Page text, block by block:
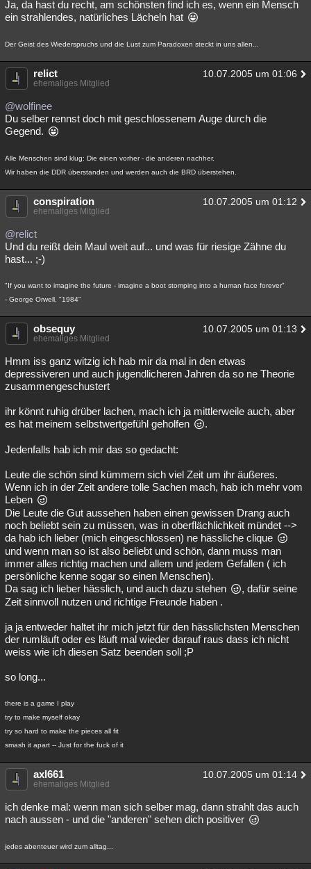
Ja, da hast du recht, am schönsten find ich es, wenn ein Mensch
ein strahlendes, natürliches Lächeln hat
Der Geist des Wiederspruchs und die Lust zum Paradoxen steckt in uns allen...
relict 10.07.2005 um 01:06
ehemaliges Mitglied
@wolfinee
Du selber rennst doch mit geschlossenem Auge durch die
Gegend.
Alle Menschen sind klug: Die einen vorher - die anderen nachher.
Wir haben die DDR überstanden und werden auch die BRD überstehen.
conspiration 10.07.2005 um 01:12
ehemaliges Mitglied
@relict
Und du reißt dein Maul weit auf... und was für riesige Zähne du
hast... ;-)
"If you want to imagine the future - imagine a boot stomping into a human face forever"
- George Orwell, "1984"
obsequy 10.07.2005 um 01:13
ehemaliges Mitglied
Hmm iss ganz witzig ich hab mir da mal in den etwas
depressiveren und auch jugendlicheren Jahren da so ne Theorie
zusammengeschustert
ihr könnt ruhig drüber lachen, mach ich ja mittlerweile auch, aber
es hat meinem selbstwertgefühl geholfen
.
Jedenfalls hab ich mir das so gedacht:
Leute die schön sind kümmern sich viel Zeit um ihr äußeres.
Wenn ich in der Zeit andere tolle Sachen mach, hab ich mehr vom
Leben
Die Leute die Gut aussehen haben einen gewissen Drang auch
noch beliebt sein zu müssen, was in oberflächlichkeit mündet -->
da hab ich lieber (mich eingeschlossen) ne hässliche clique
und wenn man so ist also beliebt und schön, dann muss man
immer alles richtig machen und allem und jedem Gefallen ( ich
persönliche kenne sogar so einen Menschen).
Da sag ich lieber hässlich, und auch dazu stehen
, dafür seine
Zeit sinnvoll nutzen und richtige Freunde haben .
ja ja entweder haltet ihr mich jetzt für den hässlichsten Menschen
der rumläuft oder es läuft mal wieder darauf raus dass ich nicht
weiss wie ich diesen Satz beenden soll ;P
so long...
there is a game I play
try to make myself okay
try so hard to make the pieces all fit
smash it apart -- Just for the fuck of it
axl661 10.07.2005 um 01:14
ehemaliges Mitglied
ich denke mal: wenn man sich selber mag, dann strahlt das auch
nach aussen - und die "anderen" sehen dich positiver
jedes abenteuer wird zum alltag...